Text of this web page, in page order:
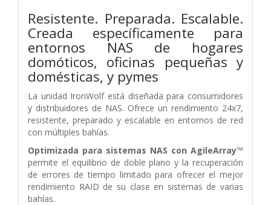
Resistente. Preparada. Escalable.
Creada específicamente para
entornos NAS de hogares
domóticos, oficinas pequeñas y
domésticas, y pymes
La unidad IronWolf está diseñada para consumidores
y distribuidores de NAS. Ofrece un rendimiento 24x7,
resistente, preparado y escalable en entornos de red
con múltiples bahías.
Optimizada para sistemas NAS con AgileArray™
permite el equilibrio de doble planoy la recuperación
de errores de tiempo limitado para ofrecer el mejor
rendimiento RAID de su clase en sistemas de varias
bahías.